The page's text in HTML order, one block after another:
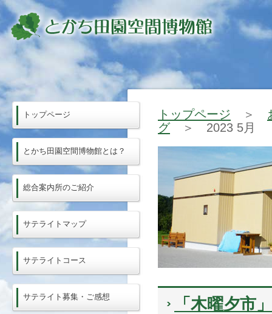
トップページ ＞
グ＞ 2023 5月
「木曜夕市
トップページ
とかち田園空間博物館とは？
総合案内所のご紹介
サテライトマップ
サテライトコース
サテライト募集・ご感想